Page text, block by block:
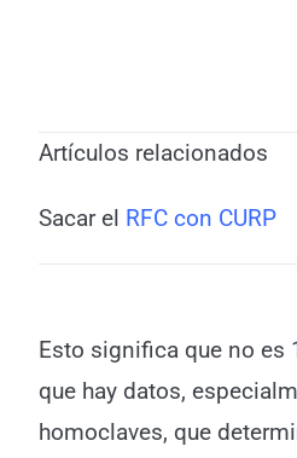
Artículos relacionados
Sacar el RFC con CURP
Esto significa que no es
que hay datos,
homoclaves, que